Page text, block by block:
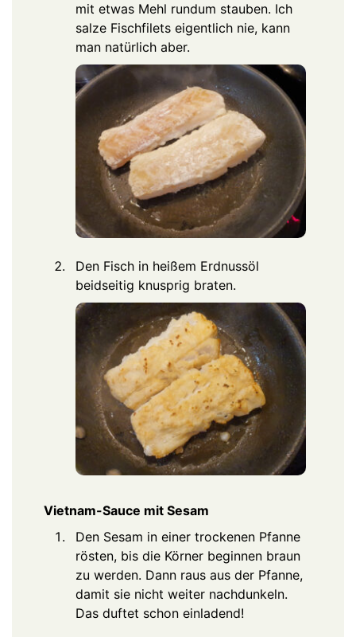
mit etwas Mehl rundum stauben. Ich
salze Fischfilets eigentlich nie, kann
man natürlich aber.
Den Fisch in heißem Erdnussöl
beidseitig knusprig braten.
Vietnam-Sauce mit Sesam
Den Sesam in einer trockenen Pfanne
rösten, bis die Körner beginnen braun
zu werden. Dann raus aus der Pfanne,
damit sie nicht weiter nachdunkeln.
Das duftet schon einladend!